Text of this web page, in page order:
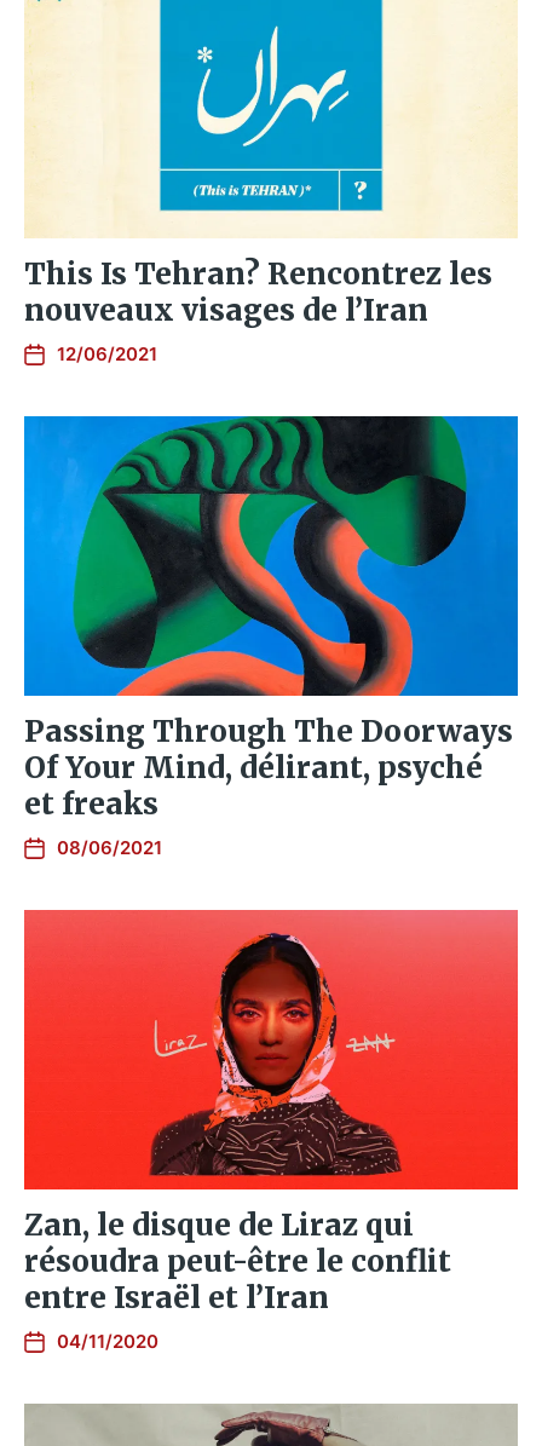
This Is Tehran? Rencontrez les
nouveaux visages de l’Iran
12/06/2021
Passing Through The Doorways
Of Your Mind, délirant, psyché
et freaks
08/06/2021
Zan, le disque de Liraz qui
résoudra peut-être le conflit
entre Israël et l’Iran
04/11/2020